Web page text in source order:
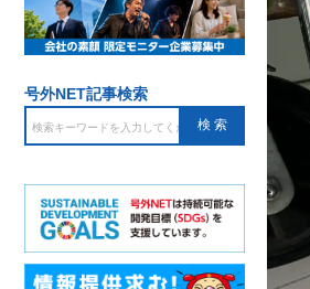
号外NET記事検索